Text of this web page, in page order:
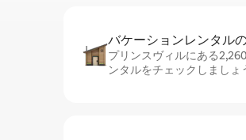
バケーションレ⁠ン⁠タ⁠ル⁠
プリンスヴィルにある
ンタルをチェックしましょ